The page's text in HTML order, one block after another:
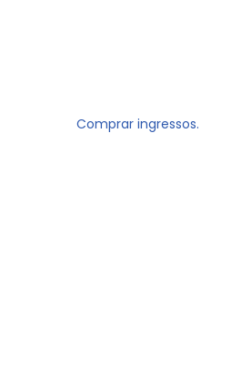
Comprar ingressos.